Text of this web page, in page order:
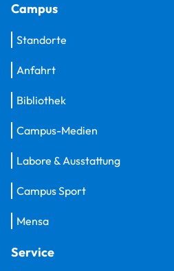
Campus
Standorte
Anfahrt
Bibliothek
Campus-Medien
Labore & Ausstattung
Campus Sport
Mensa
Service